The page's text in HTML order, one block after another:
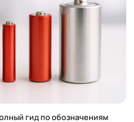
гид по обозначениям